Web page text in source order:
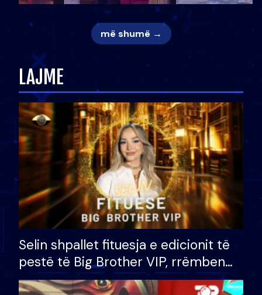
më shumë →
LAJME
Selin shpallet fituesja e edicionit të
pestë të Big Brother VIP, rrëmben
çmimin e madh prej 100 mijë eurosh